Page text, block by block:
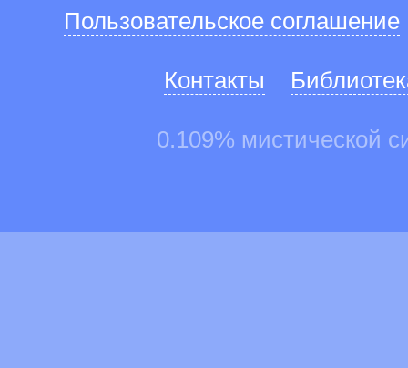
Пользовательское соглашение
Контакты
0.109% мистической